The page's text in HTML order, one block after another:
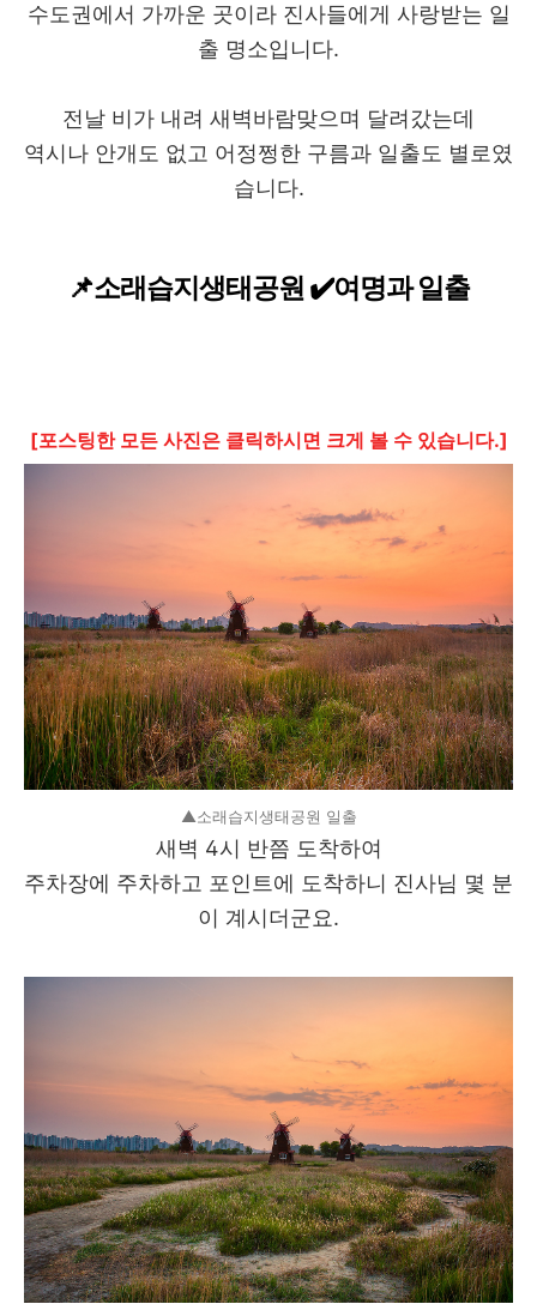
수도권에서 가까운 곳이라 진사들에게 사랑받는 일
출 명소입니다.
전날 비가 내려 새벽바람맞으며 달려갔는데
역시나 안개도 없고 어정쩡한 구름과 일출도 별로였
습니다.
📌소래습지생태공원 ✔️여명과 일출
[포스팅한 모든 사진은 클릭하시면 크게 볼 수 있습니다.]
▲소래습지생태공원 일출
새벽 4시 반쯤 도착하여
주차장에 주차하고 포인트에 도착하니 진사님 몇 분
이 계시더군요.